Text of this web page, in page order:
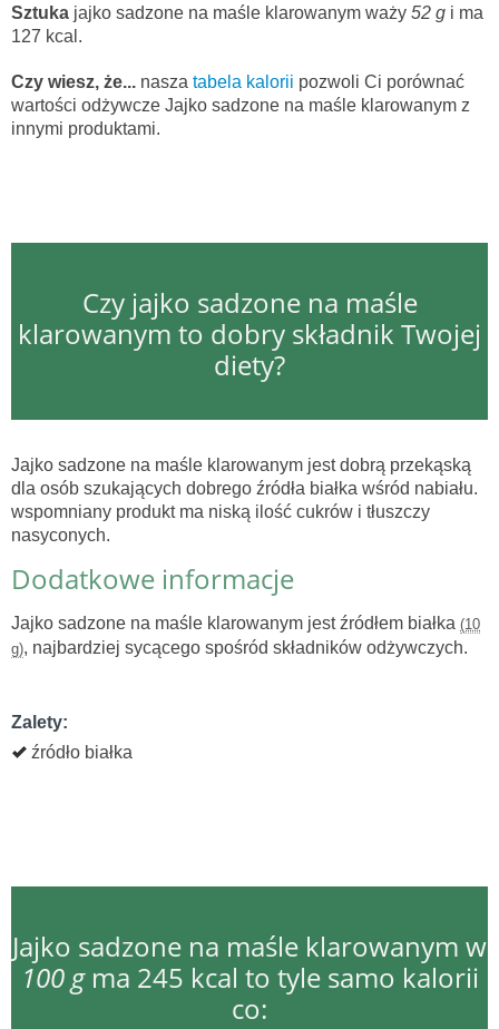
Sztuka jajko sadzone na maśle klarowanym waży 52 g i ma
127 kcal.
Czy wiesz, że... nasza tabela kalorii pozwoli Ci porównać
wartości odżywcze Jajko sadzone na maśle klarowanym z
innymi produktami.
Czy jajko sadzone na maśle
klarowanym to dobry składnik Twojej
diety?
Jajko sadzone na maśle klarowanym jest dobrą przekąską
dla osób szukających dobrego źródła białka wśród nabiału.
wspomniany produkt ma niską ilość cukrów i tłuszczy
nasyconych.
Dodatkowe informacje
Jajko sadzone na maśle klarowanym jest źródłem białka (10
g), najbardziej sycącego spośród składników odżywczych.
Zalety:
źródło białka
Jajko sadzone na maśle klarowanym w
100 gma 245 kcal to tyle samo kalorii
co: